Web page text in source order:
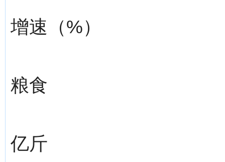
增速（%）
粮食
亿斤